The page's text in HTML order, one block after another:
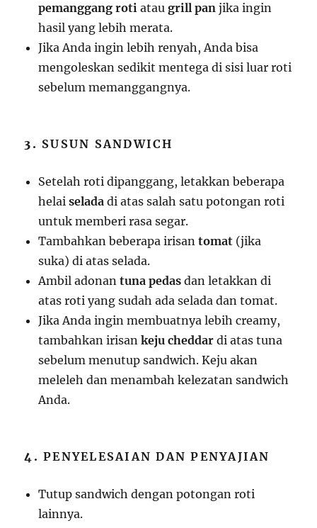
pemanggang roti ataugrill pan jika ingin
hasil yang lebih merata.
Jika Anda ingin lebih renyah, Anda bisa
mengoleskan sedikit mentega di sisi luar roti
sebelum memanggangnya.
3. SUSUN SANDWICH
Setelah roti dipanggang, letakkan beberapa
helaiselada di atas salah satu potongan roti
untuk memberi rasa segar.
Tambahkan beberapa irisantomat (jika
suka) di atas selada.
Ambil adonantuna pedas dan letakkan di
atas roti yang sudah ada selada dan tomat.
Jika Anda ingin membuatnya lebih creamy,
tambahkan irisankeju cheddar di atas tuna
sebelum menutup sandwich. Keju akan
meleleh dan menambah kelezatan sandwich
Anda.
4.PENYELESAIAN DAN PENYAJIAN
Tutup sandwich dengan potongan roti
lainnya.